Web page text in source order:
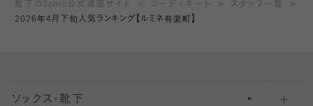
靴下のTabio公式通販サイト コーディネート
スタッフ一覧
2026年4月下旬人気ランキング【ルミネ有楽町】
ソックス・靴下